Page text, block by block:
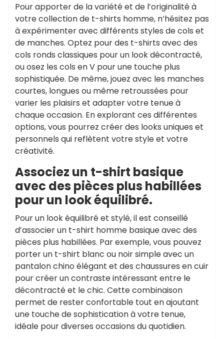
Pour apporter de la variété et de l’originalité à
votre collection de t-shirts homme, n’hésitez pas
à expérimenter avec différents styles de cols et
de manches. Optez pour des t-shirts avec des
cols ronds classiques pour un look décontracté,
ou osez les cols en V pour une touche plus
sophistiquée. De même, jouez avec les manches
courtes, longues ou même retroussées pour
varier les plaisirs et adapter votre tenue à
chaque occasion. En explorant ces différentes
options, vous pourrez créer des looks uniques et
personnels qui reflètent votre style et votre
créativité.
Associez un t-shirt basique
avec des pièces plus habillées
pour un look équilibré.
Pour un look équilibré et stylé, il est conseillé
d’associer un t-shirt homme basique avec des
pièces plus habillées. Par exemple, vous pouvez
porter un t-shirt blanc ou noir simple avec un
pantalon chino élégant et des chaussures en cuir
pour créer un contraste intéressant entre le
décontracté et le chic. Cette combinaison
permet de rester confortable tout en ajoutant
une touche de sophistication à votre tenue,
idéale pour diverses occasions du quotidien.